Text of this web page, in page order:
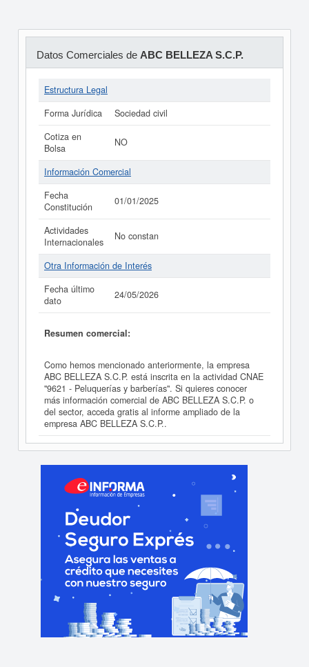
Datos Comerciales de ABC BELLEZA S.C.P.
Estructura Legal
Forma Jurídica
Sociedad civil
Cotiza en
Bolsa
NO
Información Comercial
Fecha
Constitución
01/01/2025
Actividades
Internacionales
No constan
Otra Información de Interés
Fecha último
dato
24/05/2026
Resumen comercial:
Como hemos mencionado anteriormente, la empresa
ABC BELLEZA S.C.P. está inscrita en la actividad CNAE
"9621 - Peluquerías y barberías". Si quieres conocer
más información comercial de ABC BELLEZA S.C.P. o
del sector, acceda gratis al informe ampliado de la
empresa ABC BELLEZA S.C.P..